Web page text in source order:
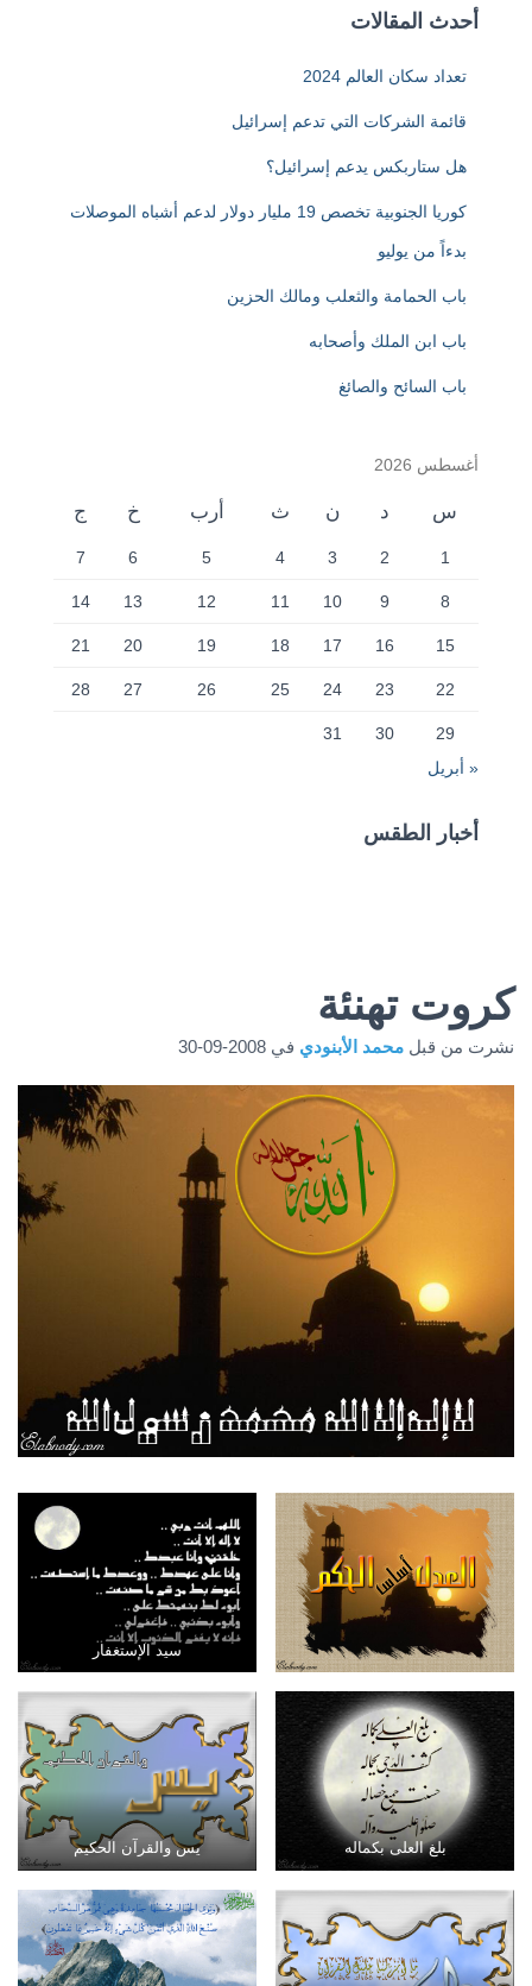
أحدث المقالات
تعداد سكان العالم 2024
قائمة الشركات التي تدعم إسرائيل
هل ستاربكس يدعم إسرائيل؟
كوريا الجنوبية تخصص 19 مليار دولار لدعم أشباه الموصلات
بدءاً من يوليو
باب الحمامة والثعلب ومالك الحزين
باب ابن الملك وأصحابه
باب السائح والصائغ
أغسطس 2026
س د ن ث أرب خ ج
1
2
3
4
5
6
7
8
9
10
11
12
13
14
15
16
17
18
19
20
21
22
23
24
25
26
27
28
29
30
31
« أبريل
أخبار الطقس
كروت تهنئة
نشرت من قبل محمد الأبنودي في 2008-09-30
سيد الإستغفار
بلغ العلى بكماله يس والقرآن الحكيم